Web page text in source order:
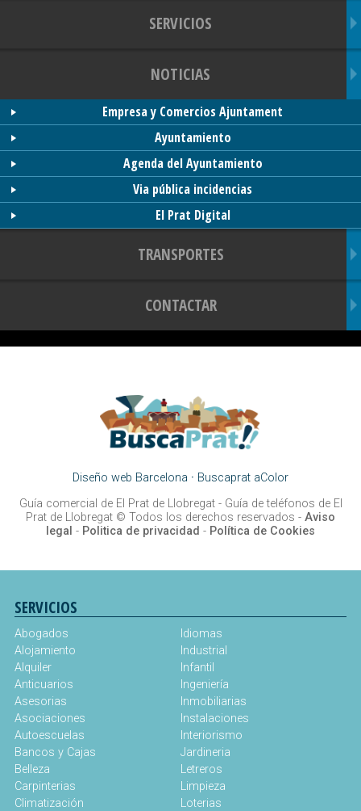
SERVICIOS
NOTICIAS
Empresa y Comercios Ajuntament
Ayuntamiento
Agenda del Ayuntamiento
Via pública incidencias
El Prat Digital
TRANSPORTES
CONTACTAR
Diseño web Barcelona · Buscaprat aColor
Guía comercial de El Prat de Llobregat - Guía de teléfonos de El
Prat de Llobregat © Todos los derechos reservados - Aviso
legal - Politica de privacidad - Política de Cookies
SERVICIOS
Abogados
Alojamiento
Alquiler
Anticuarios
Asesorias
Asociaciones
Autoescuelas
Bancos y Cajas
Belleza
Carpinterias
Climatización
Idiomas
Industrial
Infantil
Ingeniería
Inmobiliarias
Instalaciones
Interiorismo
Jardineria
Letreros
Limpieza
Loterias